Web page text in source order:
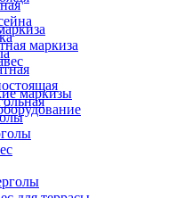
маркиза
маркизы